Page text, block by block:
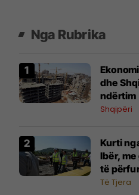
Nga Rubrika
dhe
ndërtim
Shqipëri
Kurti
Ibër,
të
Të Tjera